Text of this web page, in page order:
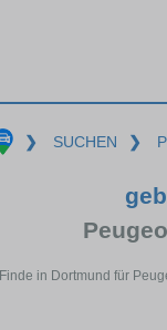
❯ SUCHEN ❯
Finde in Dortmund für